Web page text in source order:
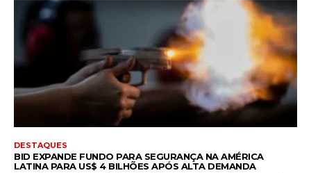
DESTAQUES
BID EXPANDE FUNDO PARA SEGURANÇA NA AMÉRICA
LATINA PARA US$ 4 BILHÕES APÓS ALTA DEMANDA